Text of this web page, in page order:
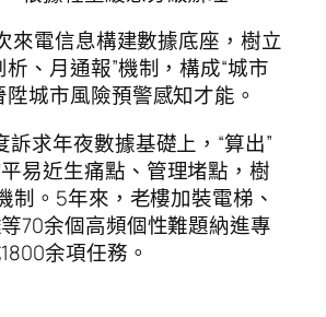
來電信息構建數據底座，樹立
析、月通報”機制，構成“城市
陞城市風險預警感知才能。
求年夜數據基礎上，“算出”
易近生痛點、管理堵點，樹
制。5年來，老樓加裝電梯、
70余個高頻個性難題納進專
余項任務。